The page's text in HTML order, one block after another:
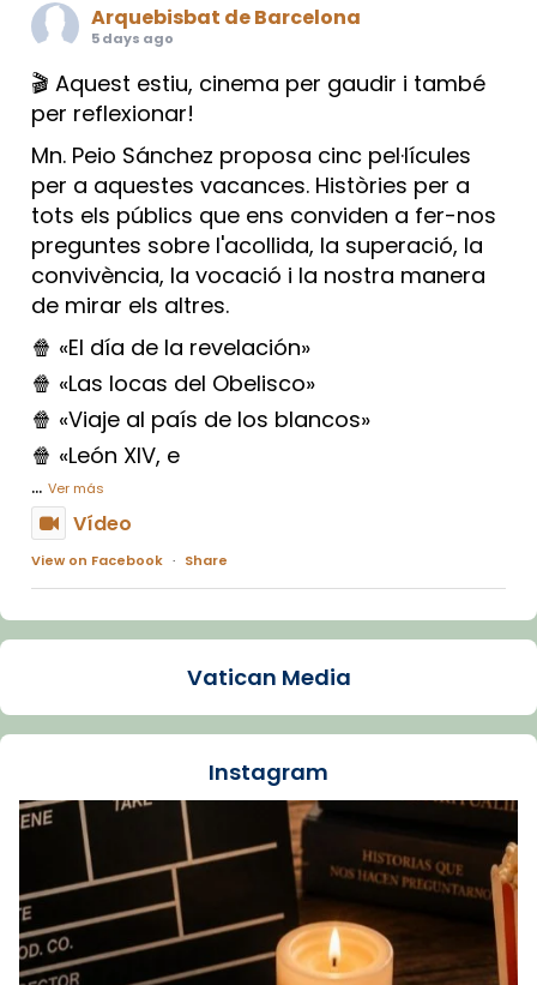
Arquebisbat de Barcelona
5 days ago
🎬 Aquest estiu, cinema per gaudir i també
per reflexionar!
Mn. Peio Sánchez proposa cinc pel·lícules
per a aquestes vacances. Històries per a
tots els públics que ens conviden a fer-nos
preguntes sobre l'acollida, la superació, la
convivència, la vocació i la nostra manera
de mirar els altres.
🍿 «El día de la revelación»
🍿 «Las locas del Obelisco»
🍿 «Viaje al país de los blancos»
🍿 «León XIV, e
... Ver más
Vídeo
View on Facebook · Share
Arquebisbat de Barcelona
La Carmina va patir depressió. Fa gairebé
dos mesos, a l'Estadi Lluís Companys, la
Recupera l'entrevista comp
Vatican
tican News 👇
www.vaticannews.va/es/iglesia/news/2026-
07/carmina-historia-depresion-papa-viaje-
espana-testimoni...
Vatican Media
Instagram